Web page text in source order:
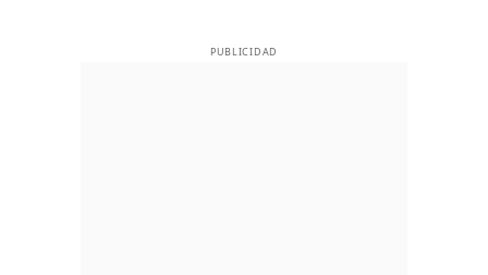
PUBLICIDAD